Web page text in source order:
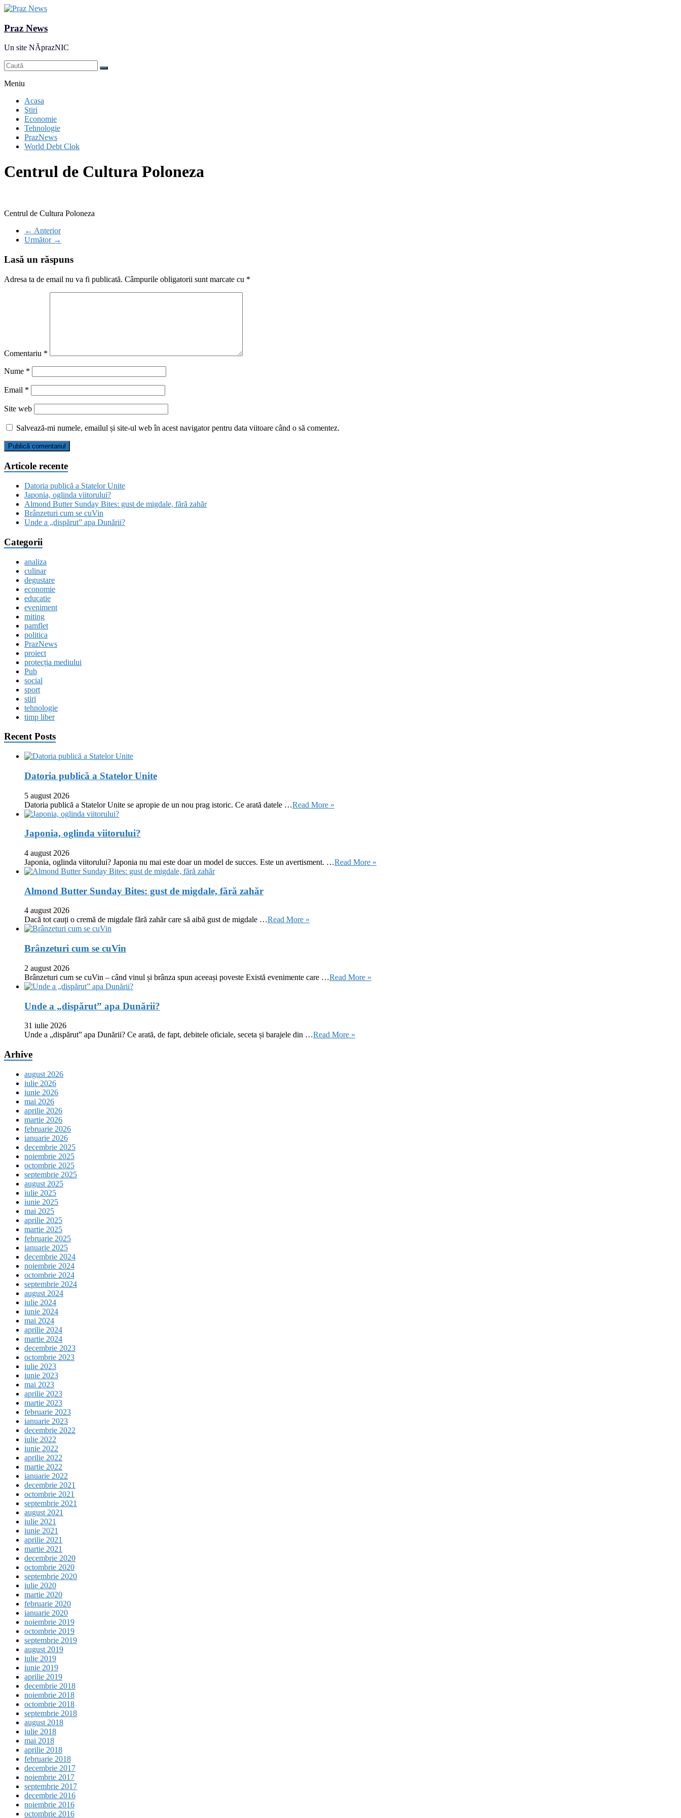
Praz News
Un site NĂprazNIC
Meniu
Acasa
Ştiri
Economie
Tehnologie
PrazNews
World Debt Clok
Centrul de Cultura Poloneza
Centrul de Cultura Poloneza
← Anterior
Următor →
Lasă un răspuns
Adresa ta de email nu va fi publicată. Câmpurile obligatorii sunt marcate cu *
Comentariu *
Nume *
Email *
Site web
Salvează-mi numele, emailul și site-ul web în acest navigator pentru data viitoare când o să comentez.
Articole recente
Datoria publică a Statelor Unite
Japonia, oglinda viitorului?
Almond Butter Sunday Bites: gust de migdale, fără zahăr
Brânzeturi cum se cuVin
Unde a „dispărut” apa Dunării?
Categorii
analiza
culinar
degustare
economie
educatie
eveniment
miting
pamflet
politica
PrazNews
proiect
protecția mediului
Pub
social
sport
stiri
tehnologie
timp liber
Recent Posts
Datoria publică a Statelor Unite
5 august 2026
Datoria publică a Statelor Unite se apropie de un nou prag istoric. Ce arată datele …Read More »
Japonia, oglinda viitorului?
4 august 2026
Japonia, oglinda viitorului? Japonia nu mai este doar un model de succes. Este un avertisment. …Read More »
Almond Butter Sunday Bites: gust de migdale, fără zahăr
4 august 2026
Dacă tot cauți o cremă de migdale fără zahăr care să aibă gust de migdale …Read More »
Brânzeturi cum se cuVin
2 august 2026
Brânzeturi cum se cuVin – când vinul și brânza spun aceeași poveste Există evenimente care …Read More »
Unde a „dispărut” apa Dunării?
31 iulie 2026
Unde a „dispărut” apa Dunării? Ce arată, de fapt, debitele oficiale, seceta și barajele din …Read More »
Arhive
august 2026
iulie 2026
iunie 2026
mai 2026
aprilie 2026
martie 2026
februarie 2026
ianuarie 2026
decembrie 2025
noiembrie 2025
octombrie 2025
septembrie 2025
august 2025
iulie 2025
iunie 2025
mai 2025
aprilie 2025
martie 2025
februarie 2025
ianuarie 2025
decembrie 2024
noiembrie 2024
octombrie 2024
septembrie 2024
august 2024
iulie 2024
iunie 2024
mai 2024
aprilie 2024
martie 2024
decembrie 2023
octombrie 2023
iulie 2023
iunie 2023
mai 2023
aprilie 2023
martie 2023
februarie 2023
ianuarie 2023
decembrie 2022
iulie 2022
iunie 2022
aprilie 2022
martie 2022
ianuarie 2022
decembrie 2021
octombrie 2021
septembrie 2021
august 2021
iulie 2021
iunie 2021
aprilie 2021
martie 2021
decembrie 2020
octombrie 2020
septembrie 2020
iulie 2020
martie 2020
februarie 2020
ianuarie 2020
noiembrie 2019
octombrie 2019
septembrie 2019
august 2019
iulie 2019
iunie 2019
aprilie 2019
decembrie 2018
noiembrie 2018
octombrie 2018
septembrie 2018
august 2018
iulie 2018
mai 2018
aprilie 2018
februarie 2018
decembrie 2017
noiembrie 2017
septembrie 2017
decembrie 2016
noiembrie 2016
octombrie 2016